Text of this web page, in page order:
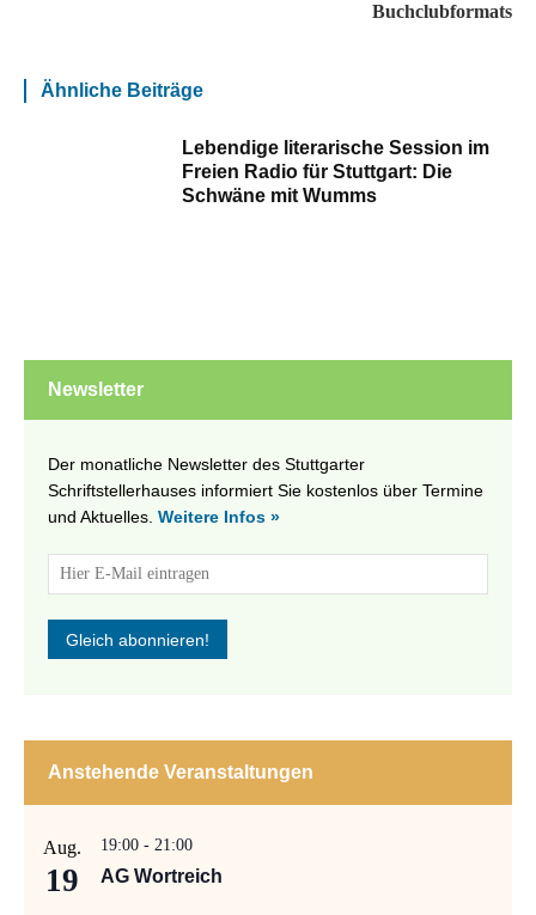
Buchclubformats
Ähnliche Beiträge
Lebendige literarische Session im
Freien Radio für Stuttgart: Die
Schwäne mit Wumms
Newsletter
Der monatliche Newsletter des Stuttgarter
Schriftstellerhauses informiert Sie kostenlos über Termine
und Aktuelles. Weitere Infos »
Anstehende Veranstaltungen
Aug.
19
19:00 - 21:00
AG Wortreich